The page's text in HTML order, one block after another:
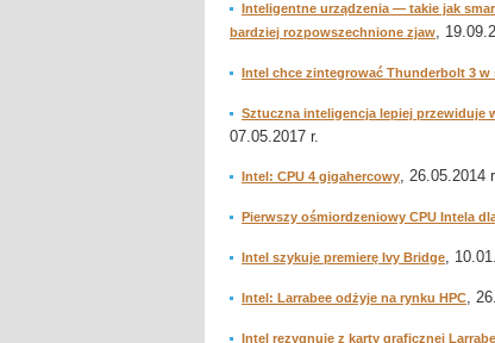
Inteligentne urządzenia — takie jak
bardziej rozpowszechnione zjaw,
Intel chce zintegrować Thunderbolt 3 w
Sztuczna inteligencja lepiej przewiduje
07.05.2017 r.
Intel: CPU 4 gigahercowy, 26.05.2014
Pierwszy ośmiordzeniowy CPU Intela
Intel szykuje premierę Ivy Bridge,
Intel: Larrabee odżyje na rynku HPC,
Intel rezygnuje z karty graficznej